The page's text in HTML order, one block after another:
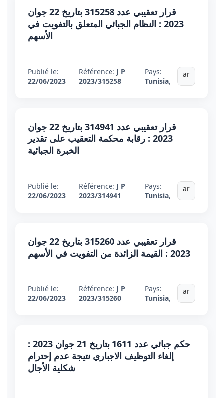
قرار تعقيبي عدد 315258 بتاريخ 22 جوان
2023 : النظام الجبائي المتعلق بالتفويت في
الأسهم
Publié le:
22/06/2023
Référence: J P
2023/315258
Pays:
Tunisia,
ar
قرار تعقيبي عدد 314941 بتاريخ 22 جوان
2023 : رقابة محكمة التعقيب على تقدير
الخبرة الجبائية
Publié le:
22/06/2023
Référence: J P
2023/314941
Pays:
Tunisia,
ar
قرار تعقيبي عدد 315260 بتاريخ 22 جوان
2023 : القيمة الزائدة من التفويت في الأسهم
Publié le:
22/06/2023
Référence: J P
2023/315260
Pays:
Tunisia,
ar
حكم جبائي عدد 1611 بتاريخ 21 جوان 2023 :
إلغاء التوظيف الاجباري نتيجة عدم إحترام
شكلية الأجال